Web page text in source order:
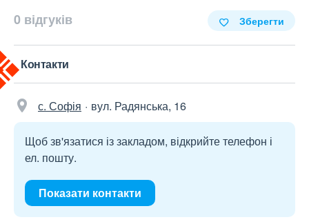
0 відгуків Зберегти
Контакти
с. Софія вул. Радянська, 16
Щоб зв'язатися із закладом, відкрийте телефон і
ел. пошту.
Показати контакти